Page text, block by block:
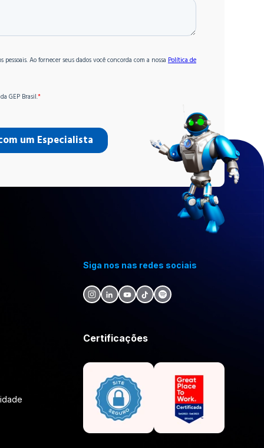
Siga nos nas redes sociais
Certificações